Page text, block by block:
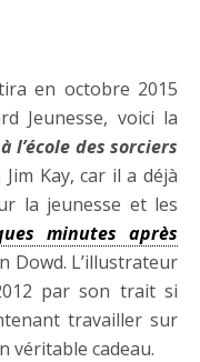
en octobre 2015
Jeunesse, voici la
l’école des sorciers
Kay, car il a déjà
la jeunesse et les
minutes après
Dowd. L’illustrateur
par son trait si
travailler sur
véritable cadeau.